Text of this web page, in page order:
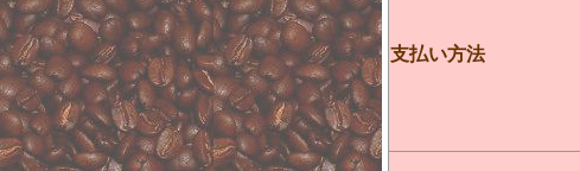
支払い方法